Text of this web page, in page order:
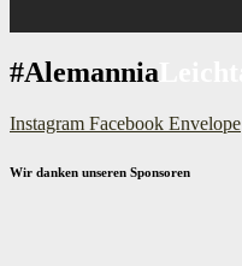
#Alemannia
Instagram Facebook Envelope
Wir danken unseren Sponsoren